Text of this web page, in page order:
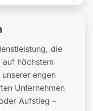
die
auf höchstem
engen
Unternehmen
Aufstieg –